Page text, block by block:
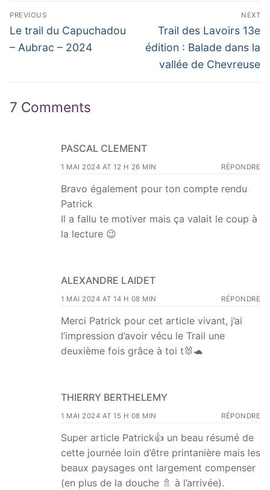
Navigation
de
l’article
PREVIOUS
Previous
post:
Le trail du Capuchadou
– Aubrac – 2024
NEXT
Next
post:
Trail des Lavoirs 13e
édition : Balade dans la
vallée de Chevreuse
7 Comments
PASCAL CLEMENT
1 MAI 2024 AT 12 H 26 MIN RÉPONDRE
Bravo également pour ton compte rendu
Patrick
Il a fallu te motiver mais ça valait le coup à
la lecture 😉
ALEXANDRE LAIDET
1 MAI 2024 AT 14 H 08 MIN RÉPONDRE
Merci Patrick pour cet article vivant, j’ai
l’impression d’avoir vécu le Trail une
deuxième fois grâce à toi t🐰🐢
THIERRY BERTHELEMY
1 MAI 2024 AT 15 H 08 MIN RÉPONDRE
Super article Patrick👍 un beau résumé de
cette journée loin d’être printanière mais les
beaux paysages ont largement compenser
(en plus de la douche 🚿 à l’arrivée).